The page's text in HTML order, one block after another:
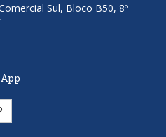
Sul, Bloco B50, 8º